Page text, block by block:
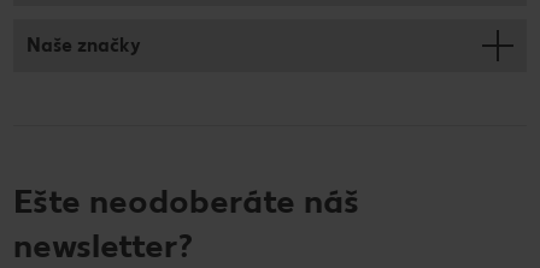
Naše značky
Ešte neodoberáte náš
newsletter?